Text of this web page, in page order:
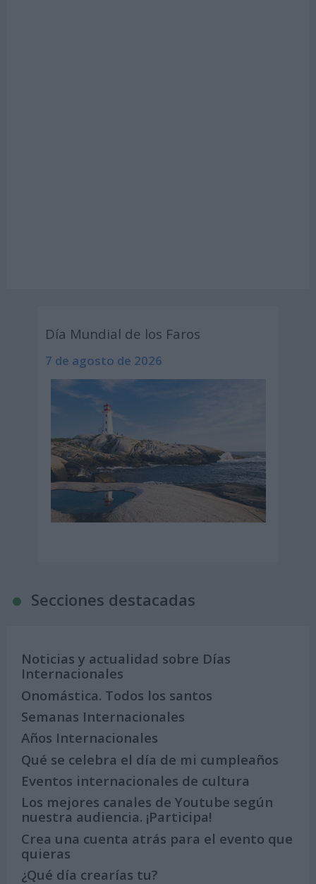
Día Mundial de los Faros
7 de agosto de 2026
Secciones destacadas
Noticias y actualidad sobre Días
Internacionales
Onomástica. Todos los santos
Semanas Internacionales
Años Internacionales
Qué se celebra el día de mi cumpleaños
Eventos internacionales de cultura
Los mejores canales de Youtube según
nuestra audiencia. ¡Participa!
Crea una cuenta atrás para el evento que
quieras
¿Qué día crearías tu?